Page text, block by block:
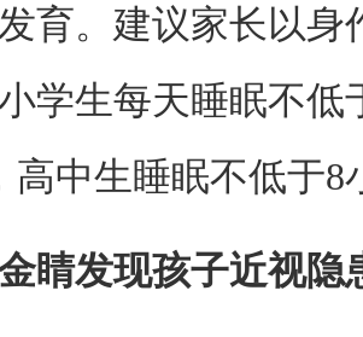
育。建议家长以
学生每天睡眠不低
高中生睡眠不低于8
睛发现孩子近视隐